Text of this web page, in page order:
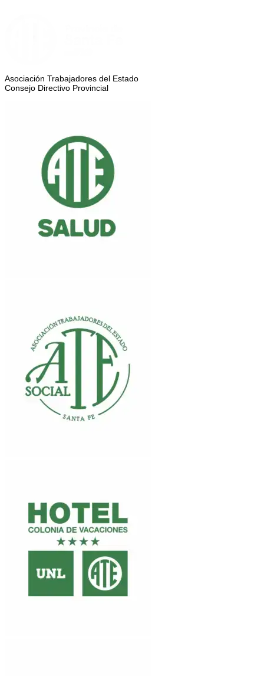
Asociación Trabajadores del Estado
Consejo Directivo Provincial